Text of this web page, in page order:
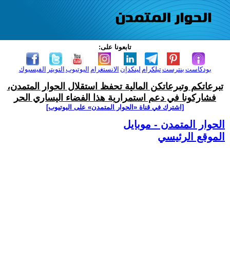
تابعونا على:
الفيسبوك التويتر اليوتيوب الانستغرام لينكدإن تيلكرامبنترست بودكاست
تبرعاتكم وتبرعاتكن المالية تحفظ استقلال الحوار المتمدن،
فشاركونا في دعم استمرارية هذا الفضاء اليساري الحر
[اشترك في قناة ‫«الحوار المتمدن» على اليوتيوب]
الحوار المتمدن - موبايل
الموقع الرئيسي